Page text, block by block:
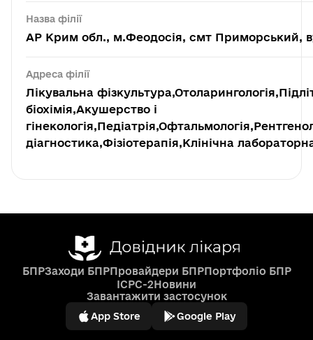
Назва філії
АР Крим обл., м.Феодосія, смт Приморський,
Адреса філії
Лікувальна
біохімія,Акушерство і
діагностика,Фізіотерапія,Клінічна
БПРЗаходи БПРПровайдери БПРПортфоліо БПР
ICPC-2Новини
Завантажити застосунок
App Store Google Play